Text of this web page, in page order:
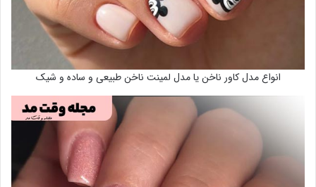
انواع مدل کاور ناخن یا مدل لمینت ناخن طبیعی و ساده و شیک